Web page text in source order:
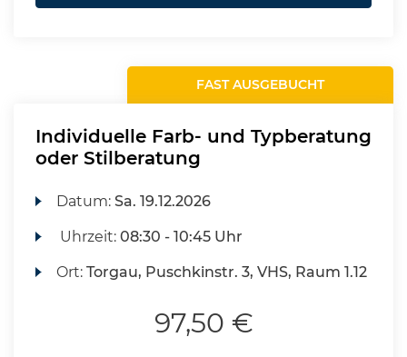
FAST AUSGEBUCHT
Individuelle Farb- und Typberatung
oder Stilberatung
Datum:Sa. 19.12.2026
Uhrzeit:08:30 - 10:45 Uhr
Ort:Torgau, Puschkinstr. 3, VHS, Raum 1.12
97,50 €